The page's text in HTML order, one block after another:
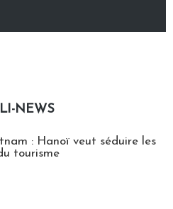
NEWS
: Hanoï veut séduire les
tourisme